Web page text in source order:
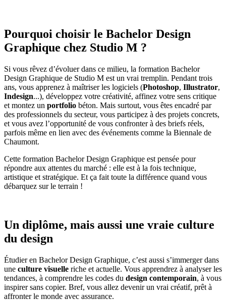
Pourquoi choisir le Bachelor Design
Graphique chez Studio M ?
Si vous rêvez d’évoluer dans ce milieu, la formation Bachelor
Design Graphique de Studio M est un vrai tremplin. Pendant trois
ans, vous apprenez à maîtriser les logiciels (Photoshop, Illustrator,
Indesign...), développez votre créativité, affinez votre sens critique
et montez un portfolio béton. Mais surtout, vous êtes encadré par
des professionnels du secteur, vous participez à des projets concrets,
et vous avez l’opportunité de vous confronter à des briefs réels,
parfois même en lien avec des événements comme la Biennale de
Chaumont.
Cette formation Bachelor Design Graphique est pensée pour
répondre aux attentes du marché : elle est à la fois technique,
artistique et stratégique. Et ça fait toute la différence quand vous
débarquez sur le terrain !
Un diplôme, mais aussi une vraie culture
du design
Étudier en Bachelor Design Graphique, c’est aussi s’immerger dans
une culture visuelle riche et actuelle. Vous apprendrez à analyser les
tendances, à comprendre les codes du design contemporain, à vous
inspirer sans copier. Bref, vous allez devenir un vrai créatif, prêt à
affronter le monde avec assurance.